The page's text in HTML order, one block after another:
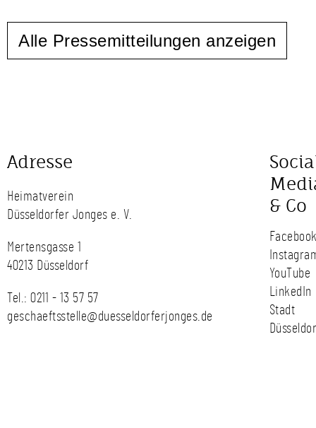
Alle Pressemitteilungen anzeigen
Adresse
Heimatverein
Düsseldorfer Jonges e. V.
Mertensgasse 1
40213 Düsseldorf
Tel.: 0211 - 13 57 57
geschaeftsstelle@duesseldorferjonges.de
& Co
YouTube
LinkedIn
Stadt